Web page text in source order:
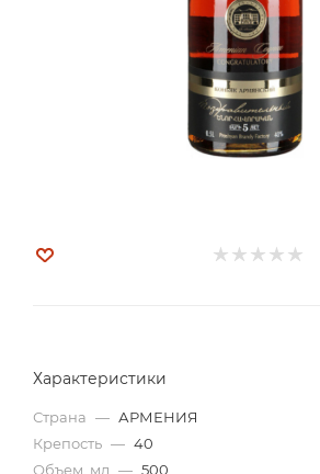
Характеристики
Страна — АРМЕНИЯ
Крепость — 40
Объем, мл — 500